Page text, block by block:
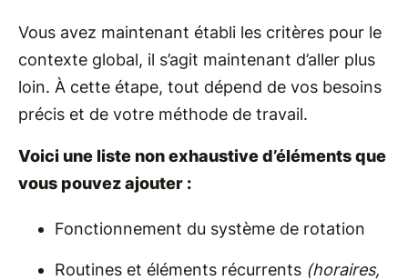
Vous avez maintenant établi les critères pour le
contexte global, il s’agit maintenant d’aller plus
loin. À cette étape, tout dépend de vos besoins
précis et de votre méthode de travail.
Voici une liste non exhaustive d’éléments que
vous pouvez ajouter :
Fonctionnement du système de rotation
Routines et éléments récurrents (horaires,